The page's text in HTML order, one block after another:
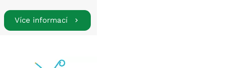
Více informací